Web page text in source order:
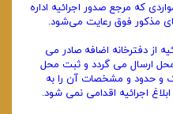
1398/12/06)- در مواردی که مرجع صدور اجرائیه اداره
مذکور فوق رعایت می‌شود.
از دفترخانه اضافه صادر می‌
ارسال می‌ گردد و ثبت محل
حدود و مشخصات آن را به
اجرائیه اقدامی نمی‌ شود.